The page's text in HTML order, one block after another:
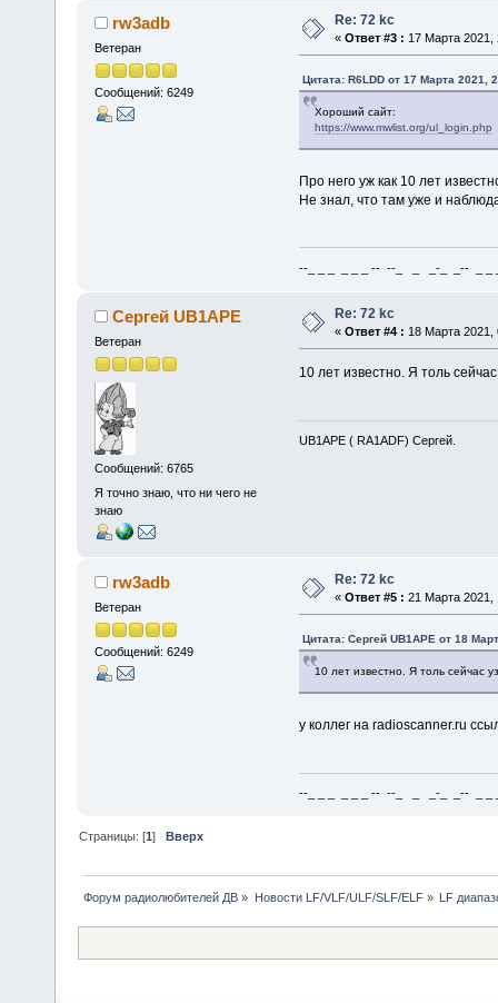
rw3adb
Ветеран
Сообщений: 6249
Re: 72 kc
« Ответ #3 : 17 Марта 2021,
Цитата: R6LDD от 17 Марта 2021,
Хороший сайт:
https://www.mwlist.org/ul_login.php
Про него уж как 10 лет
Не знал, что там уже и
--_ _ _ _ _ _ -- --_ _ _-_ _-- _ _
Сергей UB1APE
Ветеран
Сообщений: 6765
Я точно знаю, что ни чего не
знаю
Re: 72 kc
« Ответ #4 : 18 Марта 2021,
10 лет известно. Я толь
UB1APE ( RA1ADF) Сергей.
rw3adb
Ветеран
Сообщений: 6249
Re: 72 kc
« Ответ #5 : 21 Марта 2021,
Цитата: Сергей UB1APE от 18
10 лет известно. Я толь сейчас
у коллег на radioscanner.ru
--_ _ _ _ _ _ -- --_ _ _-_ _-- _ _
Страницы: [1] Вверх
Форум радиолюбителей ДВ » Новости LF/VLF/ULF/SLF/ELF» LF